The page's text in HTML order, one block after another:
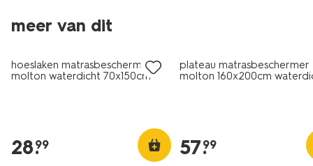
meer van dit
hoeslaken matrasbeschermer
molton waterdicht 70x150cm
28.
99
plateau matrasbeschermer
molton 160x200cm
57.
99